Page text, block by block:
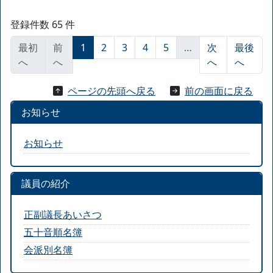
登録件数 65 件
最初
へ
前
へ
1 2 3 4 5 …
次
へ
最後
へ
ページの先頭へ戻る
前の画面に戻る
お知らせ
お知らせ
議員の紹介
正副議長あいさつ
五十音順名簿
会派別名簿